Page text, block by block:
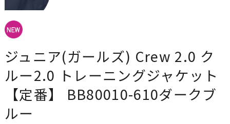
ジュニア(ガールズ) Crew 2.0 ク
ルー2.0 トレーニングジャケット
【定番】 BB80010-610ダークブ
ルー